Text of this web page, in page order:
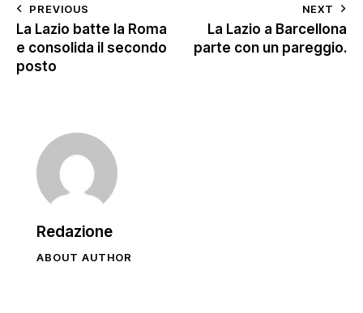
PREVIOUS
La Lazio batte la Roma
e consolida il secondo
posto
NEXT
La Lazio a Barcellona
parte con un pareggio.
Redazione
ABOUT AUTHOR